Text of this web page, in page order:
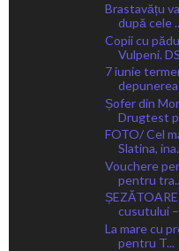
Brastavățu
după cele
Copii cu
Vulpeni.
7 iunie
Șofer din
Drugtest
FOTO/ Cel
Slatina,
Vouchere
pentru
cusutului
La mare cu
pentru T...